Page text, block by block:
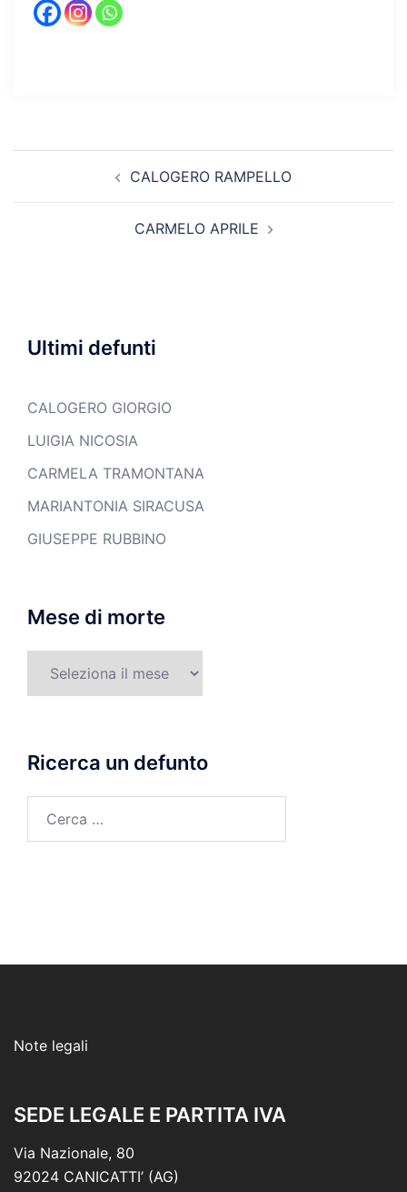
CALOGERO RAMPELLO
CARMELO APRILE
Ultimi defunti
CALOGERO GIORGIO
LUIGIA NICOSIA
CARMELA TRAMONTANA
MARIANTONIA SIRACUSA
GIUSEPPE RUBBINO
Mese di morte
Ricerca un defunto
Note legali
SEDE LEGALE E PARTITA IVA
Via Nazionale, 80
92024 CANICATTI’ (AG)